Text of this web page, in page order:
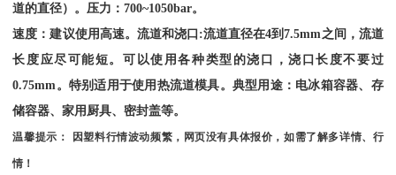
道的直径）。压力：700~1050bar。
速度：建议使用高速。流道和浇口 :流道直径在4到7.5mm 之间，流道
长度应尽可能短。可以使用各种类型的浇口，浇口长度不要过
0.75mm 。特别适用于使用热流道模具。典型用途：电冰箱容器、存
储容器、家用厨具、密封盖等。
温馨提示： 因塑料行情波动频繁，网页没有具体报价，如需了解多详情、行
情！